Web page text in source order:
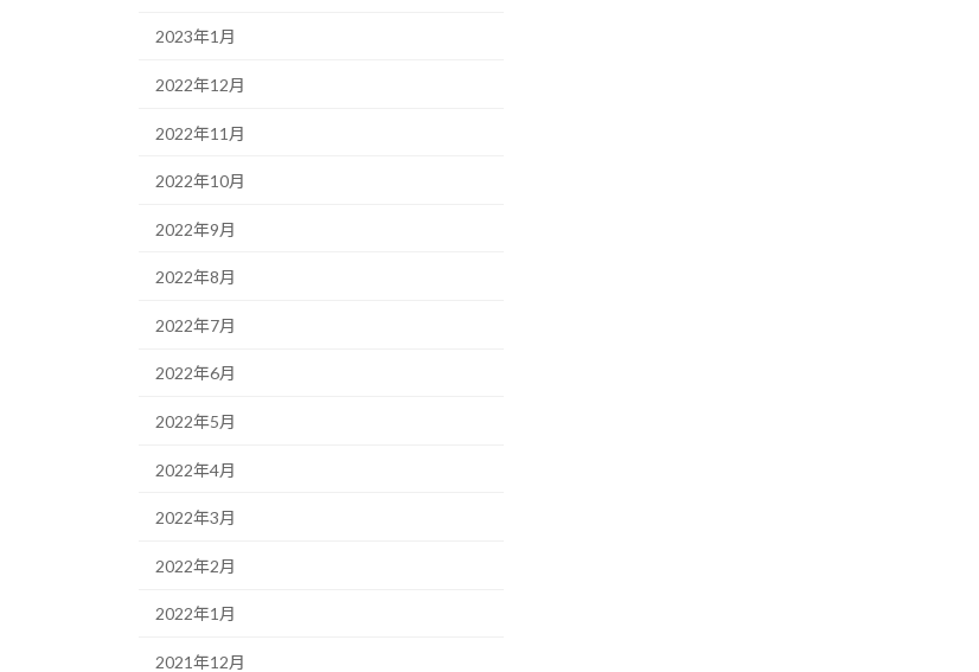
2023年1月
2022年12月
2022年11月
2022年10月
2022年9月
2022年8月
2022年7月
2022年6月
2022年5月
2022年4月
2022年3月
2022年2月
2022年1月
2021年12月